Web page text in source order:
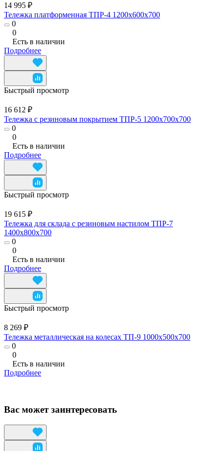
14 995 ₽
Тележка платформенная ТПР-4 1200x600x700
0
0
Есть в наличии
Подробнее
Быстрый просмотр
16 612 ₽
Тележка с резиновым покрытием ТПР-5 1200x700x700
0
0
Есть в наличии
Подробнее
Быстрый просмотр
19 615 ₽
Тележка для склада с резиновым настилом ТПР-7
1400x800x700
0
0
Есть в наличии
Подробнее
Быстрый просмотр
8 269 ₽
Тележка металлическая на колесах ТП-9 1000x500x700
0
0
Есть в наличии
Подробнее
Вас может заинтересовать